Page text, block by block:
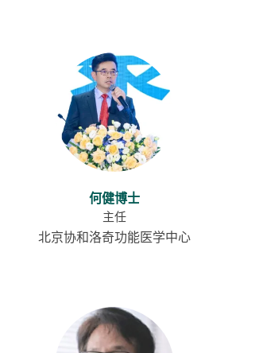
何健博士
主任
北京协和洛奇功能医学中心